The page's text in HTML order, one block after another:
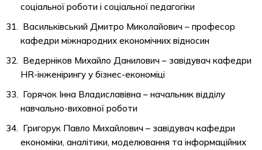
соціальної роботи і соціальної педагогіки
Васильківський Дмитро Миколайович – професор
кафедри міжнародних економічних відносин
Ведерніков Михайло Данилович – завідувач кафедри
НR-інженірингу у бізнес-економіці
Горячок Інна Владиславівна – начальник відділу
навчально-виховної роботи
Григорук Павло Михайлович – завідувач кафедри
економіки, аналітики, моделювання та інформаційних